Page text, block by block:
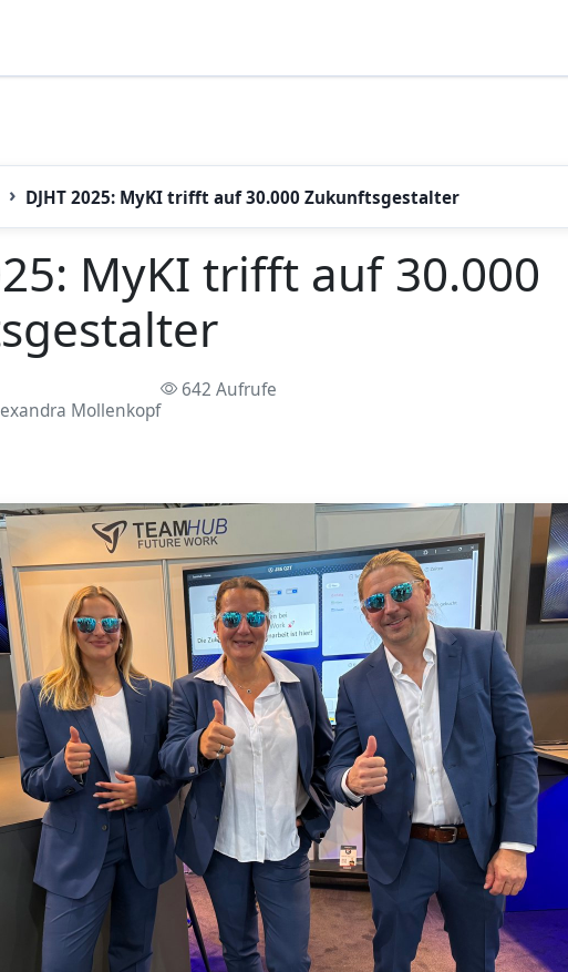
DJHT 2025: MyKI trifft auf 30.000 Zukunftsgestalter
MyKI trifft auf 30.000
Mollenkopf
642 Aufrufe